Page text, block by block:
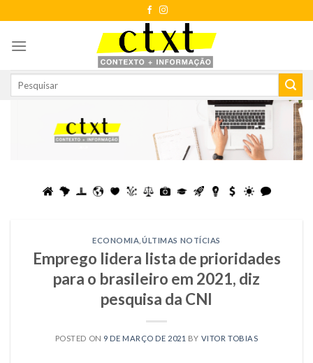
to
content
ECONOMIA ,ÚLTIMAS NOTÍCIAS
Emprego lidera lista de prioridades
para o brasileiro em 2021, diz
pesquisa da CNI
POSTED ON 9 DE MARÇO DE 2021 BY VITOR TOBIAS